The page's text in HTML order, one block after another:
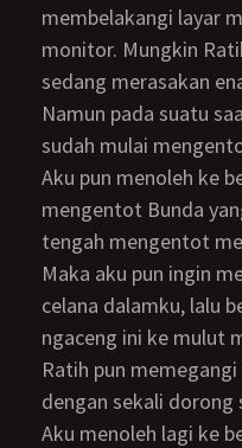
membelakangi layar
monitor. Mungkin
sedang merasakan
Namun pada suatu saat kudengar suara Ratih perlahan, “Odi… lihat… lelaki bule itu
sudah mulai
Aku pun menoleh ke belakang. Ke arah layar monitor itu. Benar saja. Gustav mulai
mengentot Bunda
tengah mengentot
Maka aku pun ingin melakukan hal yang sama. Kupelorotkan celana training dan
celana dalamku, lalu
ngaceng ini ke mulut
Ratih pun memegangi kontolku agar moncongnya berada di posisi yang tepat. Lalu
dengan sekali
Aku menoleh lagi ke